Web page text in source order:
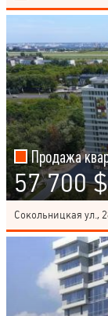
Продажа
57 700 $
Сокольницкая ул.,